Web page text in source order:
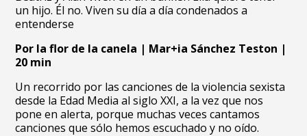
un hijo. Él no. Viven su día a día condenados a
entenderse
Por la flor de la canela | Mar+ia Sánchez Teston |
20 min
Un recorrido por las canciones de la violencia sexista
desde la Edad Media al siglo XXI, a la vez que nos
pone en alerta, porque muchas veces cantamos
canciones que sólo hemos escuchado y no oído.